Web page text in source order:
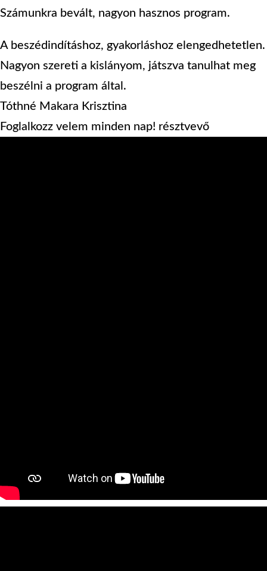
Számunkra bevált, nagyon hasznos program.
A beszédindításhoz, gyakorláshoz elengedhetetlen.
Nagyon szereti a kislányom, játszva tanulhat meg
beszélni a program által.
Tóthné Makara Krisztina
Foglalkozz velem minden nap! résztvevő